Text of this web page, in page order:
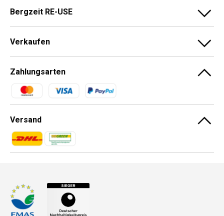
Bergzeit RE-USE
Verkaufen
Zahlungsarten
Zahlungsmethoden
Versand
Zahlungsmethoden
Zahlungsmethoden